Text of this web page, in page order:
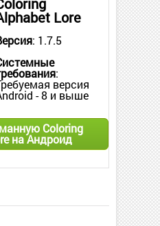
Lore
: 1.7.5
:
версия
- 8 и выше
Coloring
на Андроид